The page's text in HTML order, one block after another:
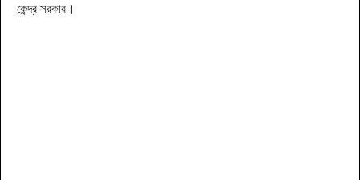
কেন্দ্র সরকার ।